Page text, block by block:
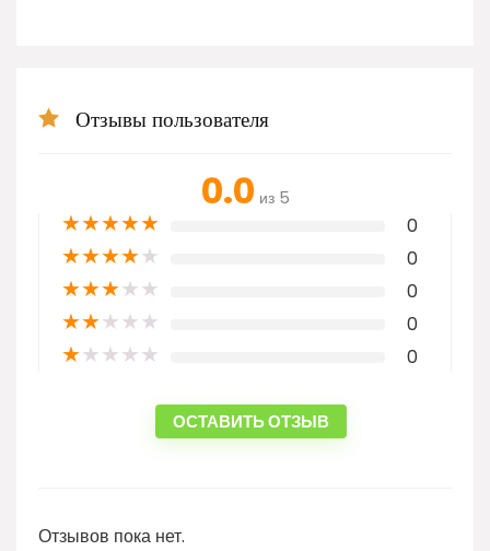
Отзывы пользователя
0.0 из 5
★★★★★ 0
★★★★★ 0
★★★★★ 0
★★★★★ 0
★★★★★ 0
ОСТАВИТЬ ОТЗЫВ
Отзывов пока нет.